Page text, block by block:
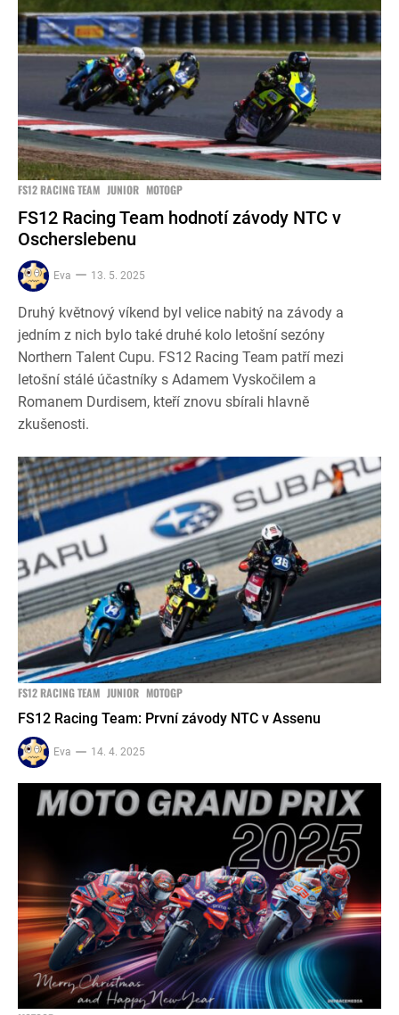
FS12 RACING TEAM JUNIOR MOTOGP
FS12 Racing Team hodnotí závody NTC v
Oscherslebenu
Eva 13. 5. 2025
Druhý květnový víkend byl velice nabitý na závody a
jedním z nich bylo také druhé kolo letošní sezóny
Northern Talent Cupu. FS12 Racing Team patří mezi
letošní stálé účastníky s Adamem Vyskočilem a
Romanem Durdisem, kteří znovu sbírali hlavně
zkušenosti.
FS12 RACING TEAM JUNIOR MOTOGP
FS12 Racing Team: První závody NTC v Assenu
Eva 14. 4. 2025